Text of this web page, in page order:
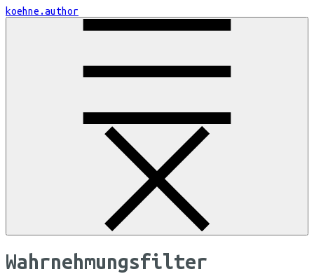
Skip
to
koehne.author
Wahrnehmungsfilter